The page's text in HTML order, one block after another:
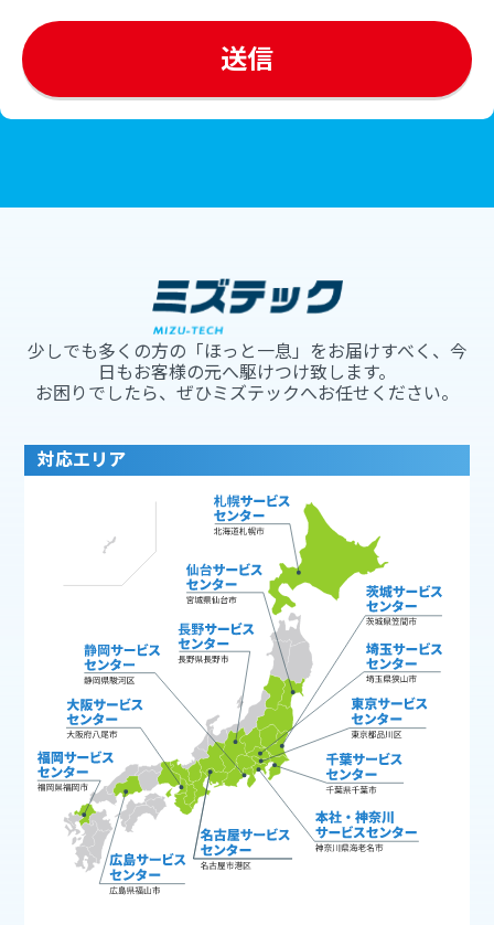
少しでも多くの方の「ほっと一息」をお届けすべく、今
日もお客様の元へ駆けつけ致します。
お困りでしたら、ぜひミズテックへお任せください。
対応エリア